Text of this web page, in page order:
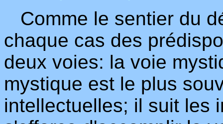
Comme le sentier du
chaque cas des
deux voies: la voie
mystique est le plus
intellectuelles; il suit les